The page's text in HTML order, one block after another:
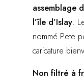
assemblage
l’île d’Islay.
nommé Pete
caricature
Non filtré à